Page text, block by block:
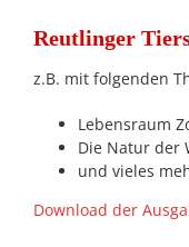
grösseres
Bild
Reutlinger
z.B. mit folgenden
Lebensraum
Die Natur der
und vieles
Download der